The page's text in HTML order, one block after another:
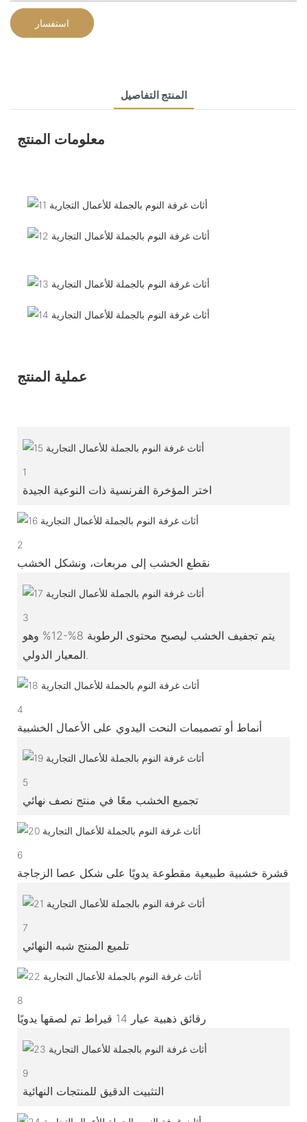
استفسار
المنتج التفاصيل
معلومات المنتج
عملية المنتج
1
اختر المؤخرة الفرنسية ذات النوعية الجيدة
2
نقطع الخشب إلى مربعات، ونشكل الخشب
3
يتم تجفيف الخشب ليصبح محتوى الرطوبة 8%-12% وهو
4
أنماط أو تصميمات النحت اليدوي على الأعمال الخشبية
5
تجميع الخشب معًا في منتج نصف نهائي
6
قشرة خشبية طبيعية مقطوعة يدويًا على شكل عصا الزجاجة
7
تلميع المنتج شبه النهائي
8
رقائق ذهبية عيار 14 قيراط تم لصقها يدويًا
9
التثبيت الدقيق للمنتجات النهائية